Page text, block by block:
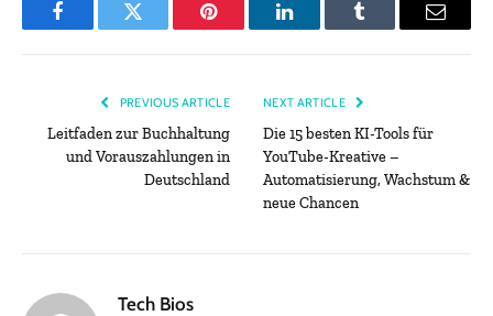
FacebookTwitter Pinterest LinkedInTumblr Email
PREVIOUS ARTICLE
Leitfaden zur Buchhaltung
und Vorauszahlungen in
Deutschland
NEXT ARTICLE
Die 15 besten KI-Tools für
YouTube-Kreative –
Automatisierung, Wachstum &
neue Chancen
Tech Bios